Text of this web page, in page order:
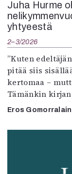
Juha Hurme
yhtyeestä
2–3/2026
”Kuten
pitää siis
kertomaa –
Tämänkin
Eros